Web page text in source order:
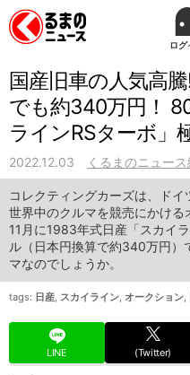
ログ
国産旧車の人気高
でも約340万円！
ラインRSターボ」
2022.12.03 くるまのニュー
コレクティングカーズは、ド
世界中のクルマを競売にかけ
11月に1983年式日産「スカイ
ル（日本円換算で約340万円）
マなのでしょうか。
tags: 日産, スカイライン, オークション,
LINE (Twitter)